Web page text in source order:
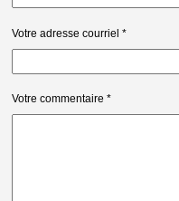
Votre adresse courriel *
Votre commentaire *